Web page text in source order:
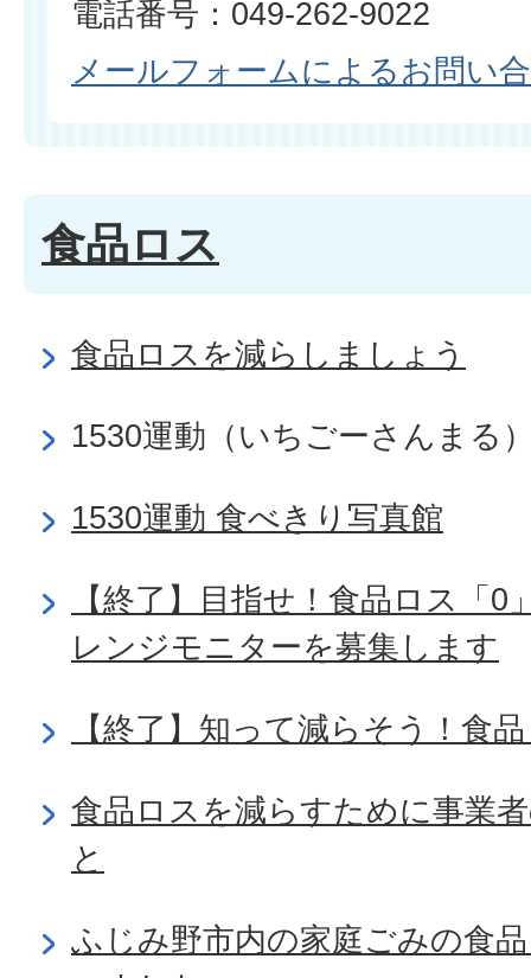
電話番号：049-262-9022
メールフォームによるお問い
食品ロス
食品ロスを減らしましょう
1530運動（いちごーさんまる
1530運動 食べきり写真館
【終了】目指せ！食品ロス「
レンジモニターを募集します
【終了】知って減らそう！食
食品ロスを減らすために事業
と
ふじみ野市内の家庭ごみの食